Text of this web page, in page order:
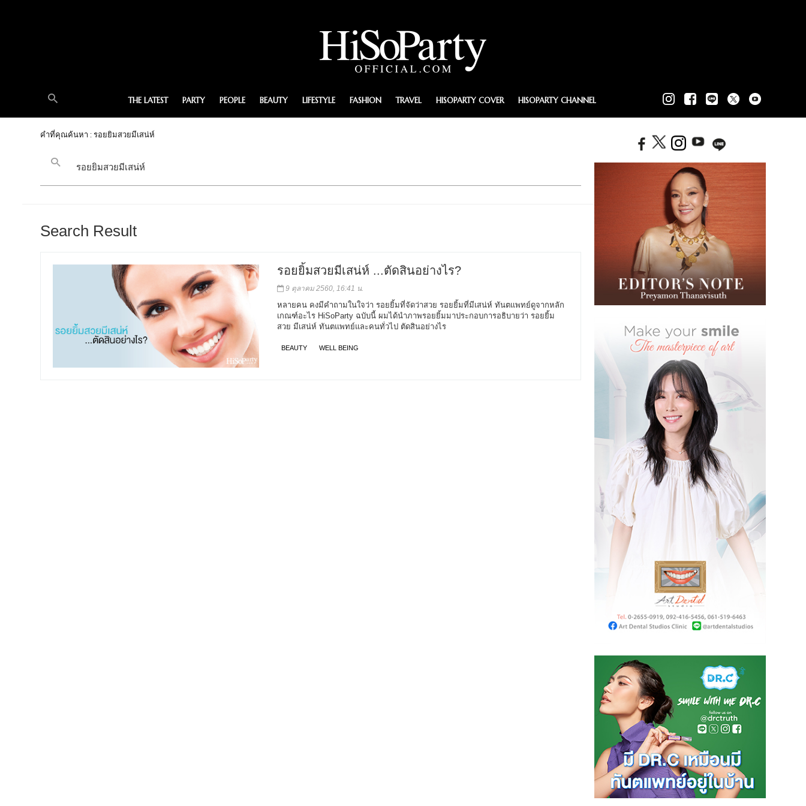
THE LATEST PARTY PEOPLE BEAUTY LIFESTYLE FASHION TRAVEL HISOPARTY COVER HISOPARTY CHANNEL
คำที่คุณค้นหา : รอยยิมสวยมีเสน่ห์
Search Result
รอยยิ้มสวยมีเสน่ห์ ...ตัดสินอย่างไร?
9 ตุลาคม 2560, 16:41 น.
หลายคน คงมีคำถามในใจว่า รอยยิ้มที่จัดว่าสวย รอยยิ้มที่มีเสน่ห์ ทันตแพทย์ดูจากหลัก
เกณฑ์อะไร HiSoParty ฉบับนี้ ผมได้นำภาพรอยยิ้มมาประกอบการอธิบายว่า รอยยิ้ม
สวย มีเสน่ห์ ทันตแพทย์และคนทั่วไป ตัดสินอย่างไร
BEAUTY WELL BEING